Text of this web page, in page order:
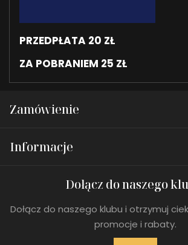
PRZEDPŁATA 20 ZŁ
ZA POBRANIEM 25 ZŁ
Zamówienie
Informacje
Dołącz do naszego
Dołącz do naszego klubu i otrzymuj
promocje i rabaty.